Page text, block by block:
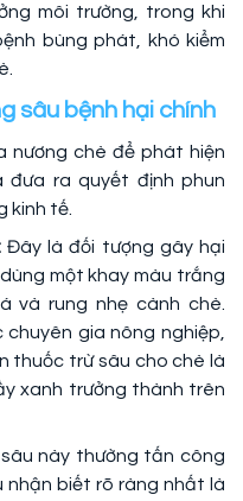
môi trường, trong khi
bùng phát, khó kiểm
sâu bệnh hại chính
nương chè để phát hiện
đưa ra quyết định phun
kinh tế.
Đây là đối tượng gây hại
một khay màu trắng
và rung nhẹ cành chè.
gia nông nghiệp,
thuốc trừ sâu cho chè là
xanh trưởng thành trên
này thường tấn công
nhận biết rõ ràng nhất là